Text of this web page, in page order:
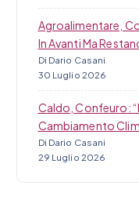
Agroalimentare,
In Avanti Ma
Di Dario Casani
30 Luglio 2026
Caldo, Confeuro:
Cambiamento
Di Dario Casani
29 Luglio 2026